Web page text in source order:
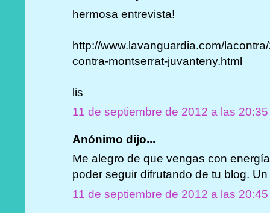
hermosa entrevista!
http://www.lavanguardia.com/
contra-montserrat-juvanteny.html
lis
11 de septiembre de 2012 a las 20:35
Anónimo dijo...
Me alegro de que vengas con
poder seguir difrutando de tu blog.
11 de septiembre de 2012 a las 20:45